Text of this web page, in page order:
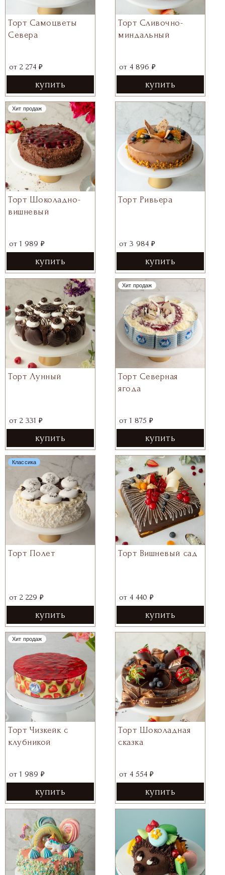
Торт Самоцветы
Севера
от 2 274 ₽
купить
Торт Сливочно-
миндальный
от 4 896 ₽
купить
Торт Шоколадно-
вишневый
от 1 989 ₽
купить
Хит продаж
Торт Ривьера
от 3 984 ₽
купить
Торт Лунный
от 2 331 ₽
купить
Торт Северная
ягода
от 1 875 ₽
купить
Хит продаж
Торт Полет
от 2 229 ₽
купить
Классика
Торт Вишневый сад
от 4 440 ₽
купить
Торт Чизкейк с
клубникой
от 1 989 ₽
купить
Хит продаж
Торт Шоколадная
сказка
от 4 554 ₽
купить